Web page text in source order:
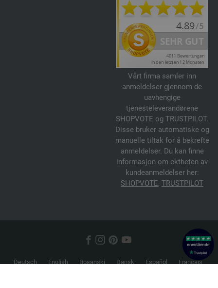
Vårt firma samler inn
anmeldelser gjennom de
uavhengige
tjenesteleverandørene
SHOPVOTE og TRUSTPILOT.
Disse bruker automatiske og
manuelle tiltak for å bekrefte
anmeldelser. Du kan finne
informasjon om ektheten av
kundeanmeldelser her:
SHOPVOTE, TRUSTPILOT
Deutsch English Bosanski Dansk Español
Français